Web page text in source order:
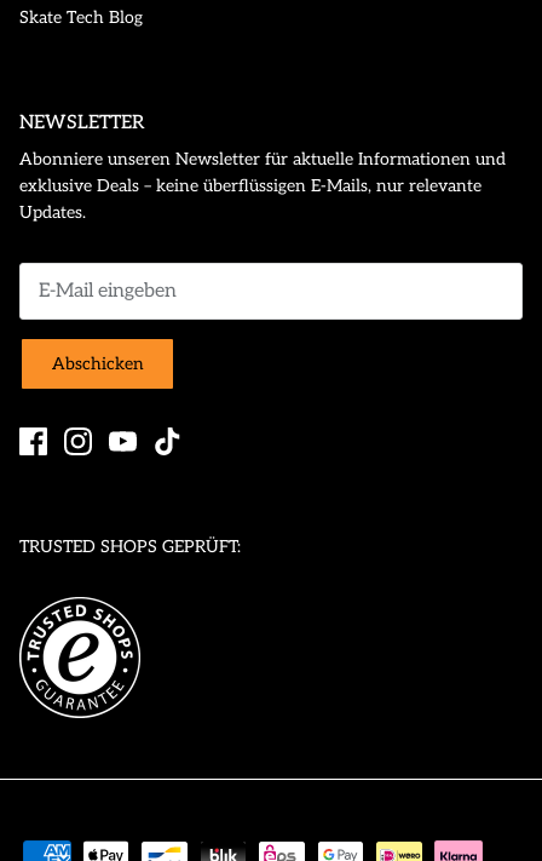
Skate Tech Blog
NEWSLETTER
Abonniere unseren Newsletter für aktuelle Informationen und
exklusive Deals – keine überflüssigen E-Mails, nur relevante
Updates.
Abschicken
TRUSTED SHOPS GEPRÜFT: